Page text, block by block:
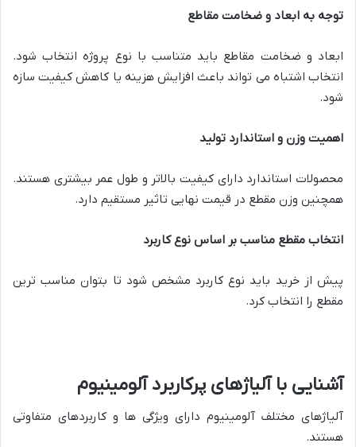
توجه به ابعاد و ضخامت مقاطع
ابعاد و ضخامت مقاطع باید متناسب با نوع پروژه انتخاب شود.
انتخاب اشتباه می تواند باعث افزایش هزینه یا کاهش کیفیت سازه
شود.
اهمیت وزن و استاندارد تولید
محصولات استاندارد دارای کیفیت بالاتر و طول عمر بیشتری هستند.
همچنین وزن مقطع در قیمت نهایی تاثیر مستقیم دارد.
انتخاب مقطع مناسب بر اساس نوع کاربرد
پیش از خرید باید نوع کاربرد مشخص شود تا بتوان مناسب ترین
مقطع را انتخاب کرد.
آشنایی با آلیاژهای پرکاربرد آلومینیوم
آلیاژهای مختلف آلومینیوم دارای ویژگی ها و کاربردهای متفاوتی
هستند.